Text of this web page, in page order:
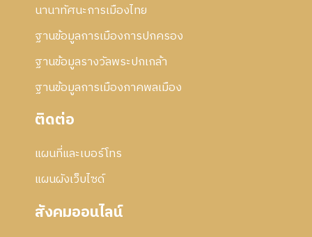
นานาทัศนะการเมืองไทย
ฐานข้อมูลการเมืองการปกครอง
ฐานข้อมูลรางวัลพระปกเกล้า
ฐานข้อมูลการเมืองภาคพลเมือง
ติดต่อ
แผนที่และเบอร์โทร
แผนผังเว็บไซด์
สังคมออนไลน์